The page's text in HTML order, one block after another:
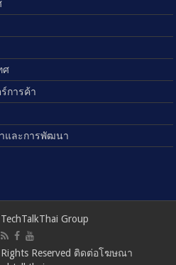
ศ
การค้า
าและการพัฒนา
Group
Reserved ติดต่อโฆษณา